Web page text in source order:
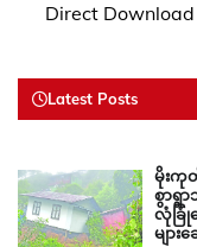
Direct Download
Latest Posts
မိုးကု
စွာရွာ
လုံခြုံ
များ